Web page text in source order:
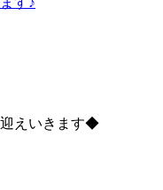
えいきます◆